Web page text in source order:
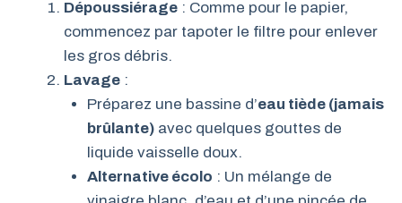
Dépoussiérage : Comme pour le papier,
commencez par tapoter le filtre pour enlever
les gros débris.
Lavage :
Préparez une bassine d’eau tiède (jamais
brûlante)avec quelques gouttes de
liquide vaisselle doux.
Alternative écolo : Un mélange de